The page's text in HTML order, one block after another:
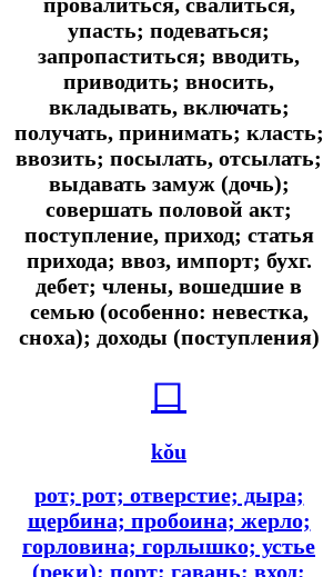
упасть; подеваться;
запропаститься; вводить,
приводить; вносить,
вкладывать, включать;
получать, принимать; класть;
ввозить; посылать, отсылать;
выдавать замуж (дочь);
совершать половой акт;
поступление, приход; статья
прихода; ввоз, импорт; бухг.
дебет; члены, вошедшие в
семью (особенно: невестка,
сноха); доходы (поступления)
口
kǒu
рот; рот; отверстие; дыра;
щербина; пробоина; жерло;
горловина; горлышко; устье
(реки); порт; гавань; вход;